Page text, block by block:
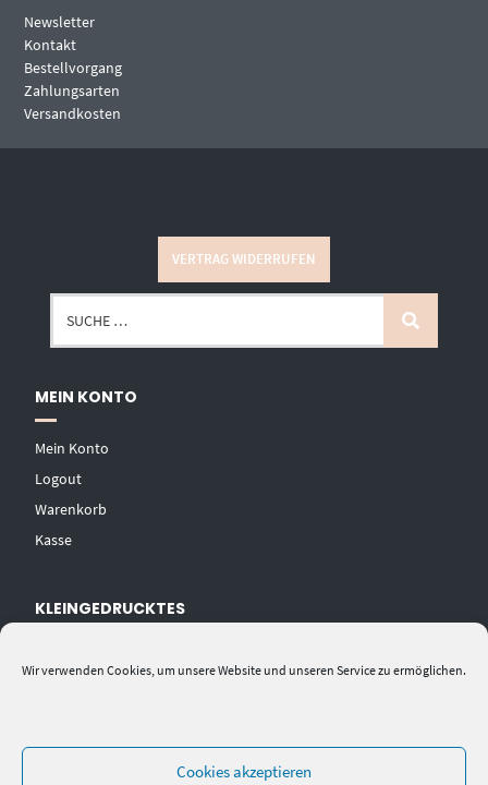
Wir verwenden Cookies, um unsere Website und unseren Service zu ermöglichen.
Cookies akzeptieren
Newsletter
Kontakt
Bestellvorgang
Zahlungsarten
Versandkosten
VERTRAG WIDERRUFEN
MEIN KONTO
Mein Konto
Logout
Warenkorb
Kasse
KLEINGEDRUCKTES
Impressum